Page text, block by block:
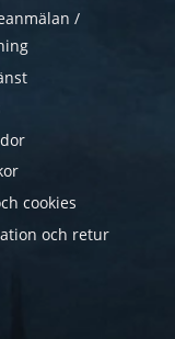
/
cookies
och retur